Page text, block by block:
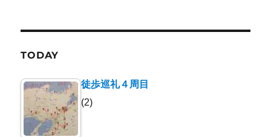
TODAY
徒歩巡礼４周目
(2)